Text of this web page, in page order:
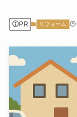
PR リフォーム